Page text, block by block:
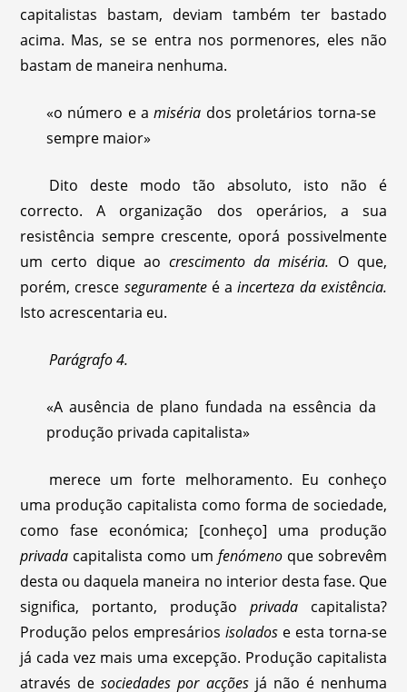
capitalistas bastam, deviam também ter bastado
acima. Mas, se se entra nos pormenores, eles não
bastam de maneira nenhuma.
«o número e amiséria dos proletários torna-se
sempre maior»
Dito deste modo tão absoluto, isto não é
correcto. A organização dos operários, a sua
resistência sempre crescente, oporá possivelmente
um certo dique ao crescimento da miséria. O que,
porém, cresce seguramente é aincerteza da existência.
Isto acrescentaria eu.
Parágrafo 4.
«A ausência de plano fundada na essência da
produção privada capitalista»
merece um forte melhoramento. Eu conheço
uma produção capitalista como forma de sociedade,
como fase económica; [conheço] uma produção
privada capitalista como um fenómeno que sobrevêm
desta ou daquela maneira no interior desta fase. Que
significa, portanto, produção privada capitalista?
Produção pelos empresários isolados e esta torna-se
já cada vez mais uma excepção. Produção capitalista
através desociedades por acções já não é nenhuma